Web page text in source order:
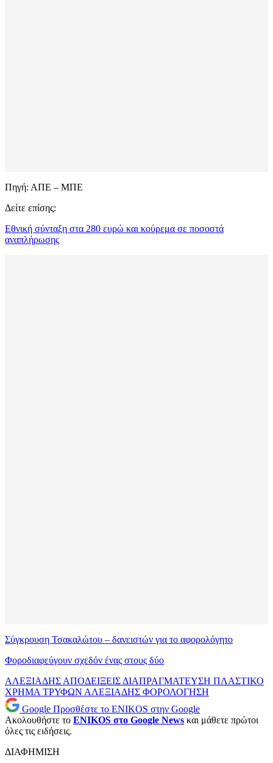
Πηγή: ΑΠΕ – ΜΠΕ
Δείτε επίσης:
Εθνική σύνταξη στα 280 ευρώ και κούρεμα σε ποσοστά
αναπλήρωσης
Σύγκρουση Τσακαλώτου – δανειστών για το αφορολόγητο
Φοροδιαφεύγουν σχεδόν ένας στους δύο
ΑΛΕΞΙΑΔΗΣ ΑΠΟΔΕΙΞΕΙΣ ΔΙΑΠΡΑΓΜΑΤΕΥΣΗ ΠΛΑΣΤΙΚΟ
ΧΡΗΜΑ ΤΡΥΦΩΝ ΑΛΕΞΙΑΔΗΣ ΦΟΡΟΛΟΓΗΣΗ
Google Προσθέστε το ENIKOS στην Google
Ακολουθήστε το ENIKOS στο Google News και μάθετε πρώτοι
όλες τις ειδήσεις.
ΔΙΑΦΗΜΙΣΗ